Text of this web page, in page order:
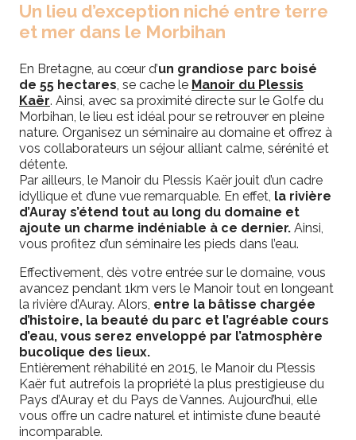
Un lieu d’exception niché entre terre
et mer dans le Morbihan
En Bretagne, au cœur d’un grandiose parc boisé
de 55 hectares, se cache le Manoir du Plessis
Kaër. Ainsi, avec sa proximité directe sur le Golfe du
Morbihan, le lieu est idéal pour se retrouver en pleine
nature. Organisez un séminaire au domaine et offrez à
vos collaborateurs un séjour alliant calme, sérénité et
détente.
Par ailleurs, le Manoir du Plessis Kaër jouit d’un cadre
idyllique et d’une vue remarquable. En effet, la rivière
d’Auray s’étend tout au long du domaine et
ajoute un charme indéniable à ce dernier. Ainsi,
vous profitez d’un séminaire les pieds dans l’eau.
Effectivement, dès votre entrée sur le domaine, vous
avancez pendant 1km vers le Manoir tout en longeant
la rivière d’Auray. Alors, entre la bâtisse chargée
d’histoire, la beauté du parc et l’agréable cours
d’eau, vous serez enveloppé par l’atmosphère
bucolique des lieux.
Entièrement réhabilité en 2015, le Manoir du Plessis
Kaër fut autrefois la propriété la plus prestigieuse du
Pays d’Auray et du Pays de Vannes. Aujourd’hui, elle
vous offre un cadre naturel et intimiste d’une beauté
incomparable.